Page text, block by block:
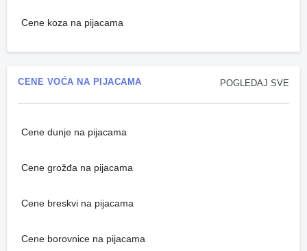
Cene koza na pijacama
POGLEDAJ SVE
CENE VOĆA NA PIJACAMA
Cene dunje na pijacama
Cene grožđa na pijacama
Cene breskvi na pijacama
Cene borovnice na pijacama